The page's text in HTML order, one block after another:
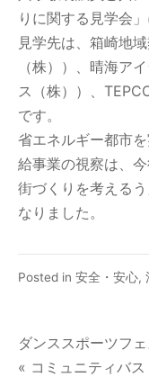
りに関する見学会
見学先は、箱崎地
（株））、晴海ア
ス（株））、
です。
省エネルギー都市
給事業の視察は、
街づくりを考える
なりました。
Posted in 安全・安心,
ダンススポーツフ
« コミュニティバス